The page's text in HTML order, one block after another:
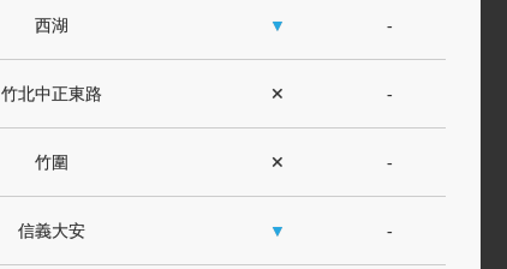
西湖 ▼ -
竹北中正東路 ✕ -
竹圍 ✕ -
信義大安 ▼ -